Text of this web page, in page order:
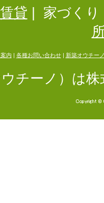
賃貸
家づくり
内 各種お問い合わせ| 新築オウチー
チーノ）は